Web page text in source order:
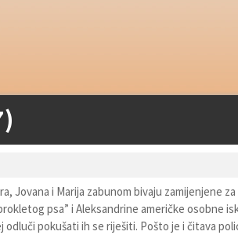
Jovana i Marija zabunom bivaju zamijenjene
psa” i Aleksandrine američke osobne
odluči pokušati ih se riješiti. Pošto je i čitava